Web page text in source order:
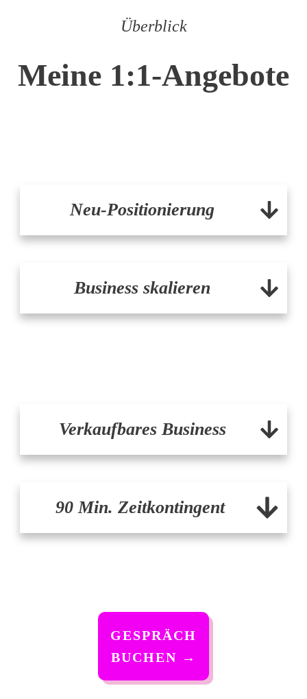
Überblick
Meine 1:1-Angebote
Neu-Positionierung
Business skalieren
Verkaufbares Business
90 Min. Zeitkontingent
GESPRÄCH
BUCHEN →